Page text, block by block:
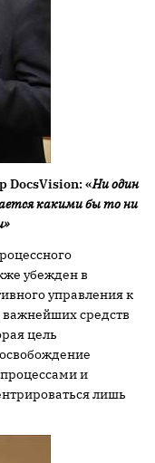
DocsVision: «Ни один
какими бы то ни
убежден в
управления к
важнейших средств
цель
и
лишь